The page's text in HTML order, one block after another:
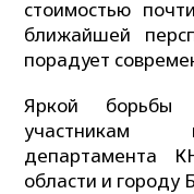
стоимостью
ближайшей
порадует
Яркой борьбы
участникам
департамента
области и городу